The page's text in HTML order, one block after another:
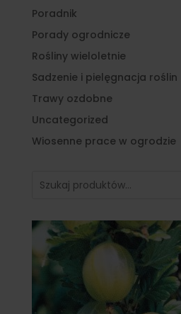
Poradnik
Porady ogrodnicze
Rośliny wieloletnie
Sadzenie i pielęgnacja roślin
Trawy ozdobne
Uncategorized
Wiosenne prace w ogrodzie